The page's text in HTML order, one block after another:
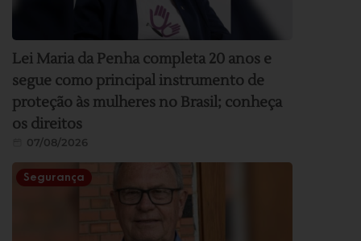
Lei Maria da Penha completa 20 anos e
segue como principal instrumento de
proteção às mulheres no Brasil; conheça
os direitos
07/08/2026
Segurança